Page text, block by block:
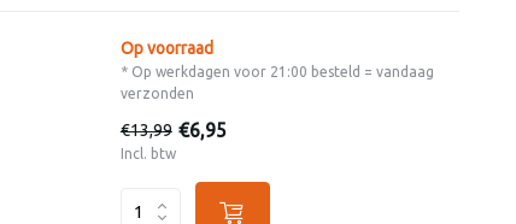
Op voorraad
* Op werkdagen voor 21:00 besteld = vandaag
verzonden
€13,99 €6,95
Incl. btw